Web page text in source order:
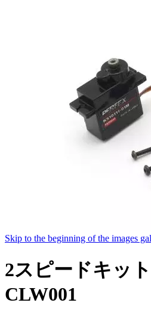
Skip to the beginning of the images
2スピードキッ
CLW001